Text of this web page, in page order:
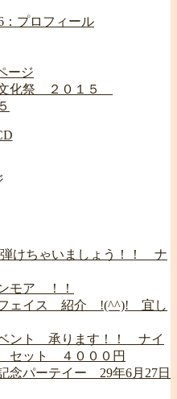
：プロフィール
ージ
化祭 ２０１５
ちゃいましょう！！ ナ
モア ！！
ェイス 紹介 !(^^)! 宜し
ント 承ります！！ ナイ
セット ４０００円
念パーテイー 29年6月27日